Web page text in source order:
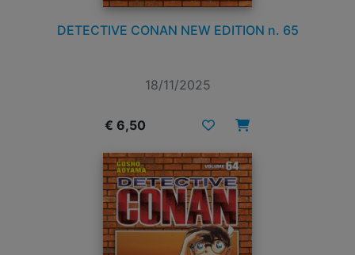
DETECTIVE CONAN NEW EDITION n. 65
18/11/2025
€ 6,50